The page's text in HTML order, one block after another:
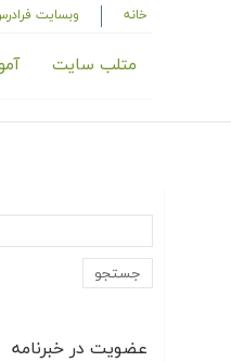
خانه وبسایت
متلب سایت
عضویت در خبرنامه